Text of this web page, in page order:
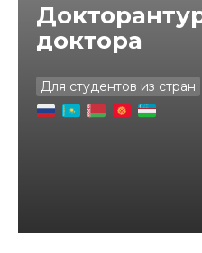
доктора
Для студентов из стран